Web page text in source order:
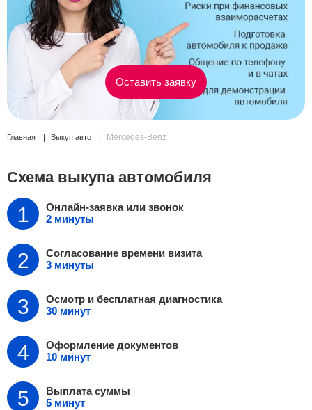
Оставить заявку
Главная Выкуп авто Mercedes-Benz
Схема выкупа автомобиля
Онлайн-заявка или звонок
2 минуты
Согласование времени визита
3 минуты
Осмотр и бесплатная диагностика
30 минут
Оформление документов
10 минут
Выплата суммы
5 минут